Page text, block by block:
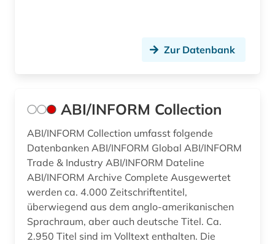
betriebsanalyse (1)
betriebsdaten (7)
betriebsführung (6)
betriebsorganisation (1)
betriebsrat (2)
betriebssicherheit (2)
Zur Datenbank
ABI/INFORM Collection
ABI/INFORM Collection umfasst folgende
Datenbanken ABI/INFORM Global ABI/INFORM
Trade & Industry ABI/INFORM Dateline
ABI/INFORM Archive Complete Ausgewertet
werden ca. 4.000 Zeitschriftentitel,
überwiegend aus dem anglo-amerikanischen
Sprachraum, aber auch deutsche Titel. Ca.
2.950 Titel sind im Volltext enthalten. Die